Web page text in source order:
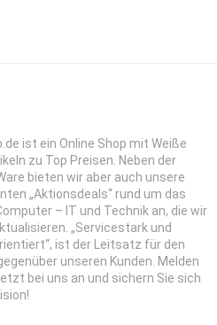
ist ein Online Shop mit Weiße
zu Top Preisen. Neben der
bieten wir aber auch unsere
„Aktionsdeals“ rund um das
– IT und Technik an, die wir
„Servicestark und
ist der Leitsatz für den
unseren Kunden. Melden
bei uns an und sichern Sie sich